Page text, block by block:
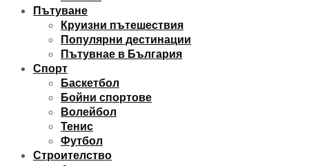
Пътуване
Круизни пътешествия
Популярни дестинации
Пътувнае в България
Спорт
Баскетбол
Бойни спортове
Волейбол
Тенис
Футбол
Строителство